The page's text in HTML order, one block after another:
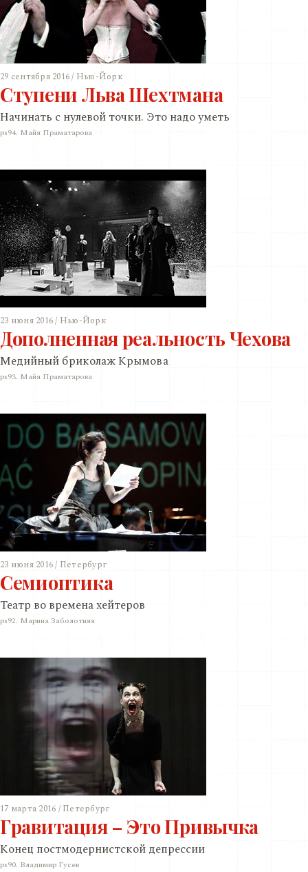
29 сентября 2016 / Нью-Йорк
Ступени Льва Шехтмана
Начинать с нулевой точки. Это надо уметь
ps94. Майя Праматарова
23 июня 2016 / Нью-Йорк
Дополненная реальность Чехова
Медийный бриколаж Крымова
ps93. Майя Праматарова
23 июня 2016 / Петербург
Семиоптика
Театр во времена хейтеров
ps92. Марина Заболотняя
17 марта 2016 / Петербург
Гравитация – Это Привычка
Конец постмодернистской депрессии
ps90. Владимир Гусев